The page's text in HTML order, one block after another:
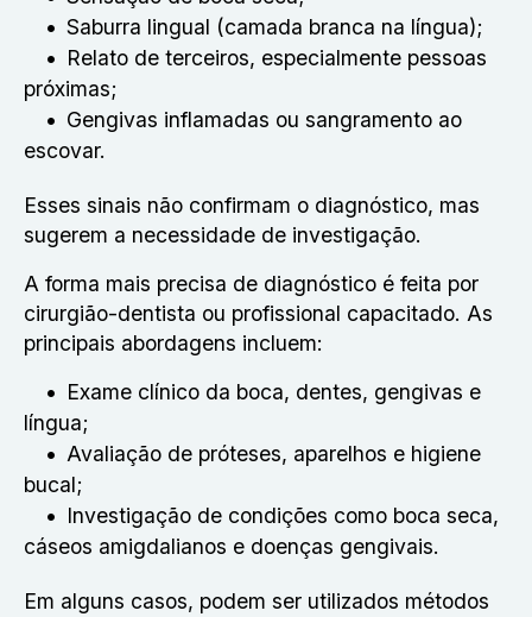
Saburra lingual (camada branca na língua);
Relato de terceiros, especialmente pessoas
próximas;
Gengivas inflamadas ou sangramento ao
escovar.
Esses sinais não confirmam o diagnóstico, mas
sugerem a necessidade de investigação.
A forma mais precisa de diagnóstico é feita por
cirurgião-dentista ou profissional capacitado. As
principais abordagens incluem:
Exame clínico da boca, dentes, gengivas e
língua;
Avaliação de próteses, aparelhos e higiene
bucal;
Investigação de condições como boca seca,
cáseos amigdalianos e doenças gengivais.
Em alguns casos, podem ser utilizados métodos